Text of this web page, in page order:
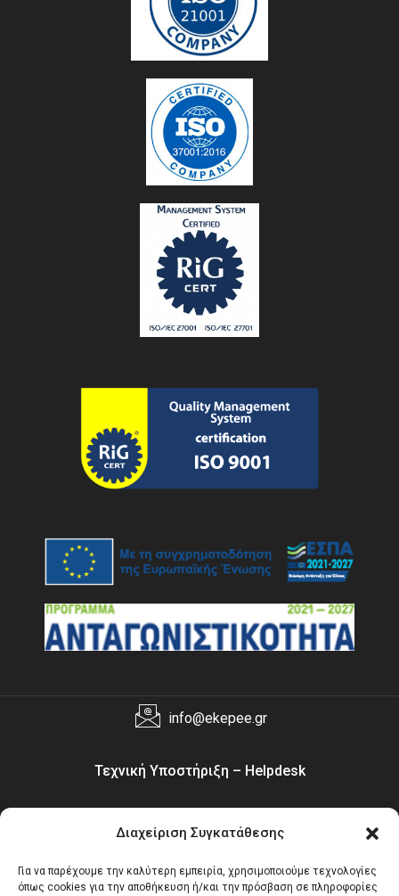
Διαχείριση Συγκατάθεσης
Για να παρέχουμε την καλύτερη εμπειρία, χρησιμοποιούμε τεχνολογίες
όπως cookies για την αποθήκευση ή/και την πρόσβαση σε πληροφορίες
info@ekepee.gr
Τεχνική Υποστήριξη – Helpdesk
helpdesk@ekepee.gr